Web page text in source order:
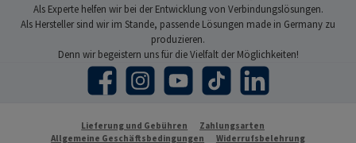
Als Experte helfen wir bei der Entwicklung von Verbindungslösungen.
Als Hersteller sind wir im Stande, passende Lösungen made in Germany zu
produzieren.
Denn wir begeistern uns für die Vielfalt der Möglichkeiten!
Facebook Instagram YouTube TikTok LinkedIn
Lieferung und Gebühren
Zahlungsarten
Allgemeine Geschäftsbedingungen
Widerrufsbelehrung